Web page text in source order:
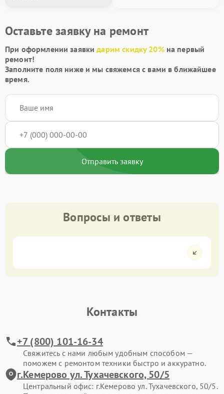
Оставьте заявку на ремонт
При оформлении заявкидарим скидку 20%на первый
ремонт!
Заполните поля ниже и мы свяжемся с вами в ближайшее
время.
Отправить заявку
Вопросы и ответы
Контакты
+7 (800) 101-16-34
Свяжитесь с нами любым удобным способом —
поможем с ремонтом техники быстро и аккуратно.
г.Кемерово ул. Тухачевского, 50/5
Центральный офис: г.Кемерово ул. Тухачевского, 50/5.